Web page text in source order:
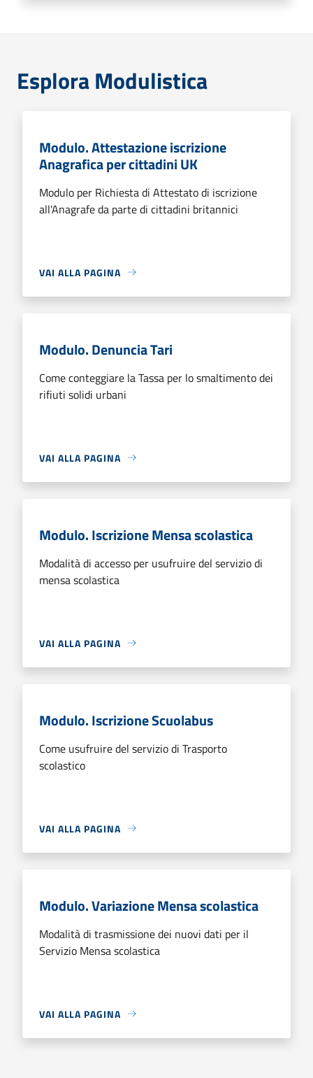
Esplora Modulistica
Modulo. Attestazione iscrizione
Anagrafica per cittadini UK
Modulo per Richiesta di Attestato di iscrizione
all'Anagrafe da parte di cittadini britannici
VAI ALLA PAGINA
Modulo. Denuncia Tari
Come conteggiare la Tassa per lo smaltimento dei
rifiuti solidi urbani
VAI ALLA PAGINA
Modulo. Iscrizione Mensa scolastica
Modalità di accesso per usufruire del servizio di
mensa scolastica
VAI ALLA PAGINA
Modulo. Iscrizione Scuolabus
Come usufruire del servizio di Trasporto
scolastico
VAI ALLA PAGINA
Modulo. Variazione Mensa scolastica
Modalità di trasmissione dei nuovi dati per il
Servizio Mensa scolastica
VAI ALLA PAGINA